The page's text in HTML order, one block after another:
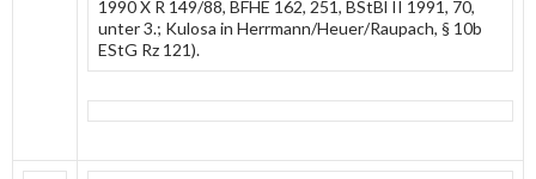
1990 X R 149/88, BFHE 162, 251, BStBl II 1991, 70,
unter 3.; Kulosa in Herrmann/Heuer/Raupach, § 10b
EStG Rz 121).